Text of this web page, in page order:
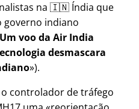
na 🇮🇳 Índia que
governo indiano
Um voo da Air India
desmascara
).
controlador de tráfego